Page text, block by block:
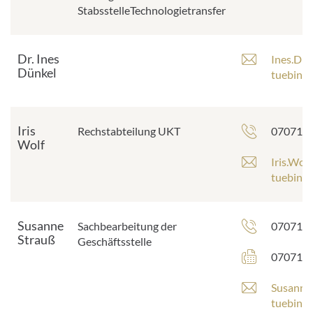
StabsstelleTechnologietransfer
Dr. Ines
Dünkel
E
-
l
A
d
s
e
Iris
Wolf
Rechstabteilung UKT 07071
E
-
i
-
d
r
Susanne
Strauß
Sachbearbeitung der
Geschäftsstelle
07071
07071
E
-